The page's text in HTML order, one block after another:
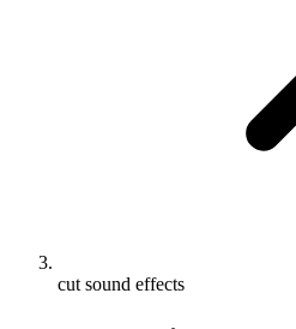
cut sound effects